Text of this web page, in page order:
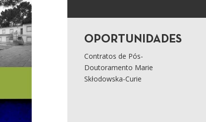
OPORTUNIDADES
Contratos de Pós-
Doutoramento Marie
Skłodowska-Curie